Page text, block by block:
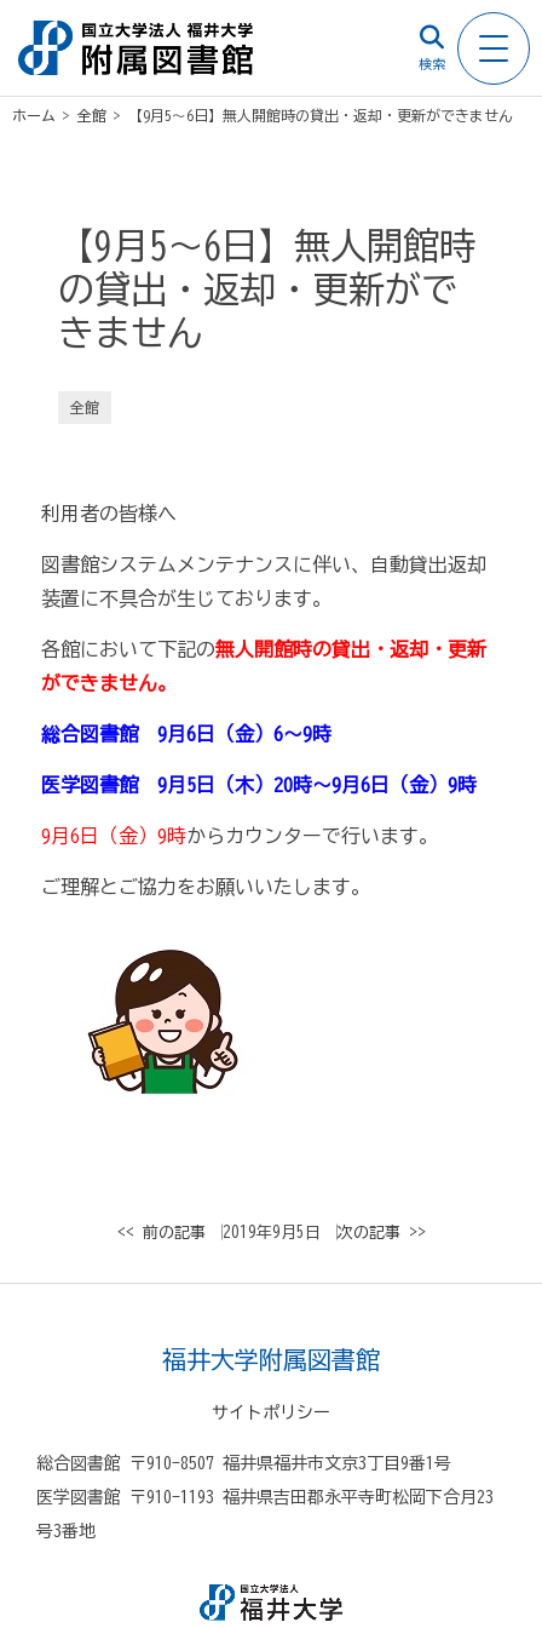
検索
ホーム > 全館 > 【9月5～6日】無人開館時の貸出・返却・更新ができません
【9月5～6日】無人開館時
の貸出・返却・更新がで
きません
全館
利用者の皆様へ
図書館システムメンテナンスに伴い、自動貸出返却
装置に不具合が生じております。
各館において下記の無人開館時の貸出・返却・更新
ができません。
総合図書館9月6日（金）6～9時
医学図書館 9月5日（木）20時～9月6日（金）9時
9月6日（金）9時からカウンターで行います。
ご理解とご協力をお願いいたします。
<< 前の記事│ 2019年9月5日 │ 次の記事 >>
福井大学附属図書館
サイトポリシー
総合図書館 〒910-8507 福井県福井市文京3丁目9番1号
医学図書館 〒910-1193 福井県吉田郡永平寺町松岡下合月23
号3番地